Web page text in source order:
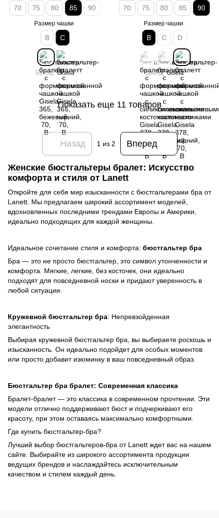
70 75 80 85 90
Размер чашки
B C
Бренд Gisela
70 75 80 85 90
Размер чашки
B C D
Бренд Gisela
Показать еще 11 товаров
Назад 1 из 2 Вперед
Женские бюстгальтеры бралет: Искусство
комфорта и стиля от Lanett
Откройте для себя мир изысканности с бюстгальтерами бра от
Lanett. Мы предлагаем широкий ассортимент моделей,
вдохновленных последними трендами Европы и Америки,
идеально подходящих для каждой женщины.
Идеальное сочетание стиля и комфорта: бюстгальтер бра
Бра — это не просто бюстгальтер, это символ утонченности и
комфорта. Мягкие, легкие, без косточек, они идеально
подходят для повседневной носки и придают уверенность в
любой ситуации.
Кружевной бюстгальтер бра: Непревзойденная
элегантность
Выбирая кружевной бюстгальтер бра, вы выбираете роскошь и
изысканность. Он идеально подойдет для особых моментов
или просто добавит изюминку в ваш повседневный образ.
Бюстгальтер бра бралет: Современная классика
Бралет-бралет — это классика в современном прочтении. Эти
модели отлично поддерживают бюст и подчеркивают его
красоту, при этом оставаясь максимально комфортными.
Где купить бюстгальтер-бра?
Лучший выбор бюстгальтеров-бра от Lanett ждет вас на нашем
сайте. Выбирайте из широкого ассортимента продукции
ведущих брендов и наслаждайтесь исключительным
качеством и стилем каждый день.